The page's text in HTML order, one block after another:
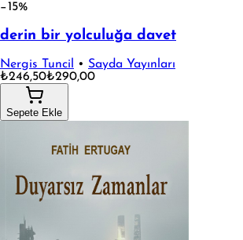
−15%
derin bir yolculuğa davet
Nergis Tuncil • Sayda Yayınları
₺246,50₺290,00
Sepete Ekle